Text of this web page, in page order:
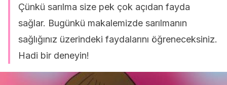
Çünkü sarılma size pek çok açıdan fayda
sağlar. Bugünkü makalemizde sarılmanın
sağlığınız üzerindeki faydalarını öğreneceksiniz.
Hadi bir deneyin!